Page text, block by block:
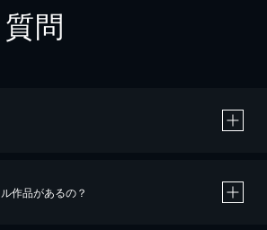
問
作品があるの？